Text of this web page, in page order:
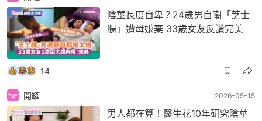
陰莖長度自卑？24歲男自嘲「芝士
腸」遭母嫌棄 33歲女友反讚完美
14
開罐 2026-05-15
男人都在算！醫生花10年研究陰莖